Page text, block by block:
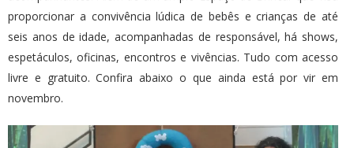
proporcionar a convivência lúdica de bebês e crianças de até
seis anos de idade, acompanhadas de responsável, há shows,
espetáculos, oficinas, encontros e vivências. Tudo com acesso
livre e gratuito. Confira abaixo o que ainda está por vir em
novembro.